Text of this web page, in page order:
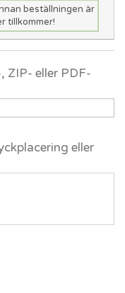
beställningen är
tillkommer!
ZIP- eller PDF-
eller